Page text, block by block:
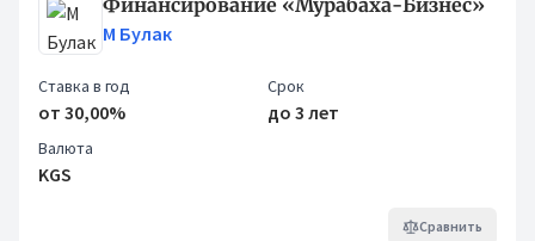
Финансирование «Мурабаха-Бизнес»
М Булак
Ставка в год
от 30,00%
Срок
до 3 лет
Валюта
KGS
Сравнить